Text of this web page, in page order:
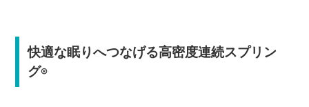
快適な眠りへつなげる高密度連続スプリン
グ®